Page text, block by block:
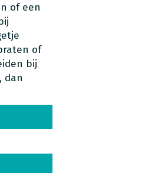
of een
of
bij
dan